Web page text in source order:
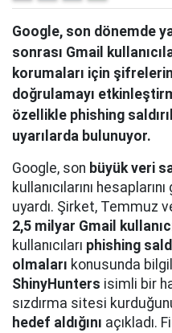
Google, son dönemde
sonrası Gmail
korumaları için
doğrulamayı
özellikle phishing
uyarılarda bulunuyor.
Google, son büyük veri
kullanıcılarını
uyardı. Şirket, Temmuz
2,5 milyar Gmail
kullanıcıları phishing
olmaları konusunda
ShinyHunters isimli bir
sızdırma sitesi
hedef aldığını açıkladı.